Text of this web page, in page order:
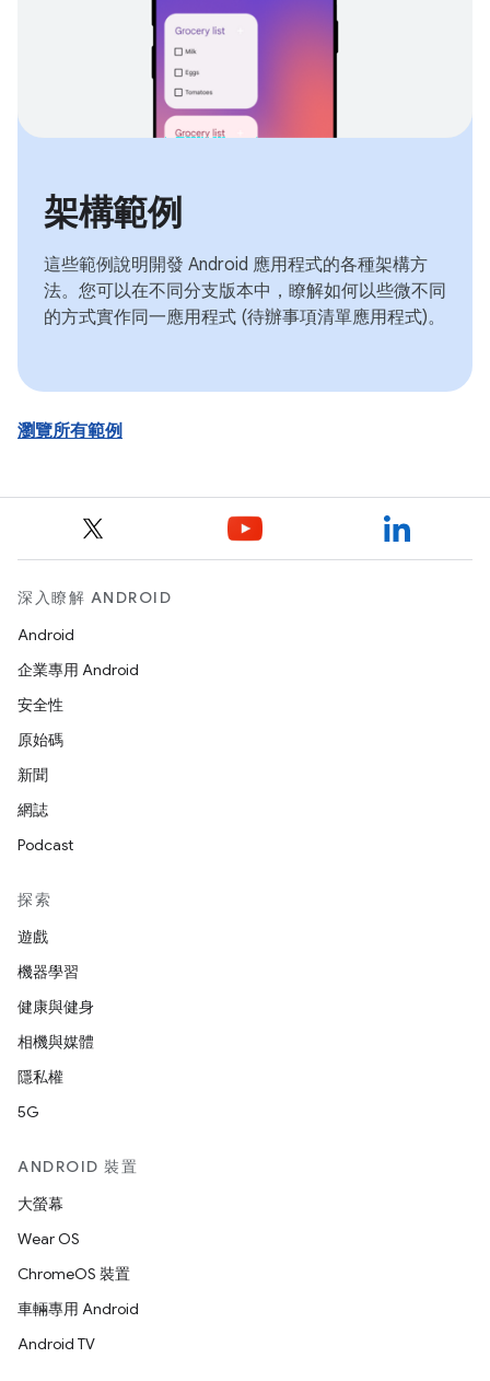
架構範例
這些範例說明開發 Android 應用程式的各種架構方
法。您可以在不同分支版本中，瞭解如何以些微不同
的方式實作同一應用程式 (待辦事項清單應用程式)。
瀏覽所有範例
深入瞭解 ANDROID
Android
企業專用 Android
安全性
原始碼
新聞
網誌
Podcast
探索
遊戲
機器學習
健康與健身
相機與媒體
隱私權
5G
ANDROID 裝置
大螢幕
Wear OS
ChromeOS 裝置
車輛專用 Android
Android TV